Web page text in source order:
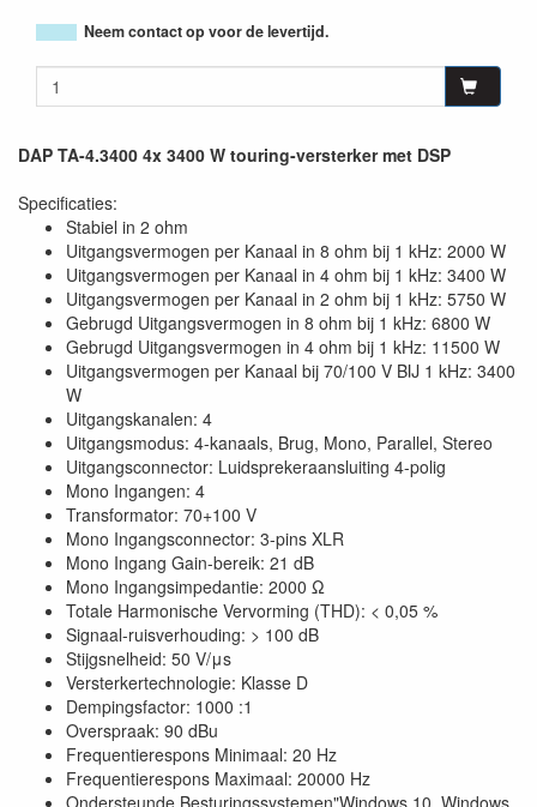
Neem contact op voor de levertijd.
DAP TA-4.3400 4x 3400 W touring-versterker met DSP
Specificaties:
Stabiel in 2 ohm
Uitgangsvermogen per Kanaal in 8 ohm bij 1 kHz: 2000 W
Uitgangsvermogen per Kanaal in 4 ohm bij 1 kHz: 3400 W
Uitgangsvermogen per Kanaal in 2 ohm bij 1 kHz: 5750 W
Gebrugd Uitgangsvermogen in 8 ohm bij 1 kHz: 6800 W
Gebrugd Uitgangsvermogen in 4 ohm bij 1 kHz: 11500 W
Uitgangsvermogen per Kanaal bij 70/100 V BIJ 1 kHz: 3400
W
Uitgangskanalen: 4
Uitgangsmodus: 4-kanaals, Brug, Mono, Parallel, Stereo
Uitgangsconnector: Luidsprekeraansluiting 4-polig
Mono Ingangen: 4
Transformator: 70+100 V
Mono Ingangsconnector: 3-pins XLR
Mono Ingang Gain-bereik: 21 dB
Mono Ingangsimpedantie: 2000 Ω
Totale Harmonische Vervorming (THD): < 0,05 %
Signaal-ruisverhouding: > 100 dB
Stijgsnelheid: 50 V/μs
Versterkertechnologie: Klasse D
Dempingsfactor: 1000 :1
Overspraak: 90 dBu
Frequentierespons Minimaal: 20 Hz
Frequentierespons Maximaal: 20000 Hz
Ondersteunde Besturingssystemen"Windows 10, Windows